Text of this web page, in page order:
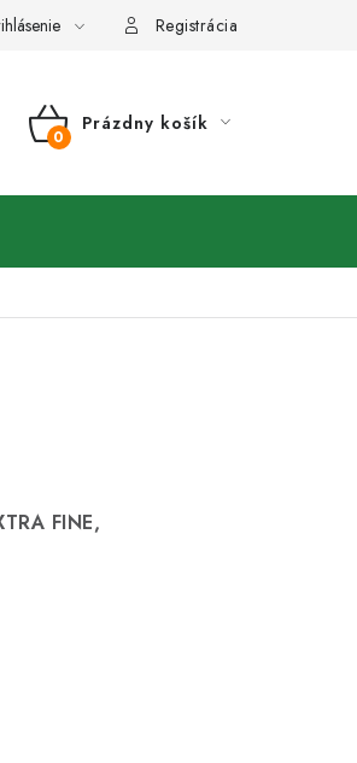
Registrácia
NÁKUPNÝ
Prázdny košík
FINE,